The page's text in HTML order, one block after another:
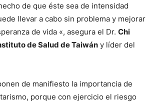
de que éste sea de intensidad
llevar a cabo sin problema y mejorar
de vida «, asegura el Dr. Chi
de Salud de Taiwán y líder del
de manifiesto la importancia de
porque con ejercicio el riesgo